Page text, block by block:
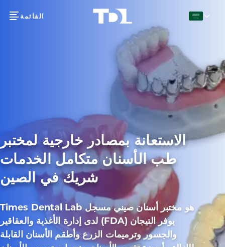
القائمة العربية
الاستعانة بمصادر خارجية لمختبر
طب الأسنان متكامل الخدمات
شريك في الصين
Times Dental Lab هو مختبر أسنان صيني مسجل
لدى إدارة الأغذية والعقاقير (FDA) يوفر التيجان
والجسور وترميمات الزرع وأطقم الأسنان القابلة